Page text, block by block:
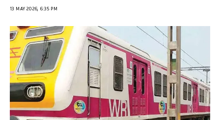
13 MAY 2026, 6:35 PM